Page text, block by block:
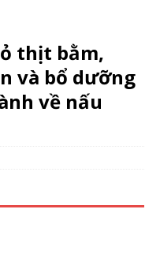
thịt bằm,
và bổ dưỡng
về nấu